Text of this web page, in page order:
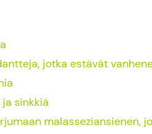
jotka estävät
sinkkiä
malasseziansienen,